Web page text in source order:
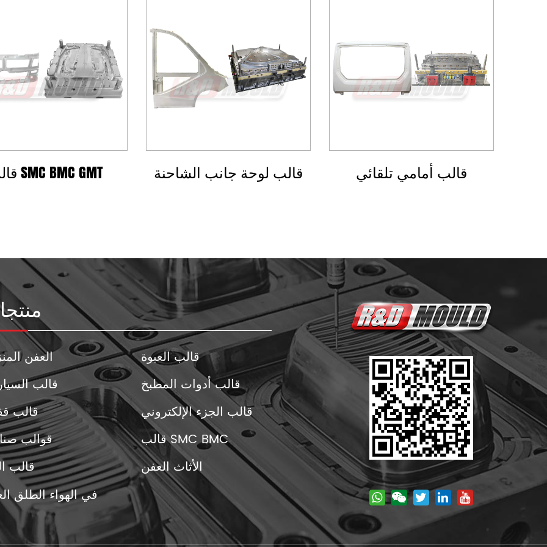
قالب لوحة جانب الشاحنة قالب أمامي تلقائي قالب مصبغة السيارات
العفن
قالب العبوة
قالب
قالب أدوات المطبخ
قالب
قالب الجزء الإلكتروني
قوالب
قالب SMC BMC
قالب
الأثاث العفن
في الهواء الطلق